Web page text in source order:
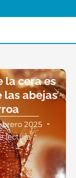
la cera es
las abejas
2025
lectura